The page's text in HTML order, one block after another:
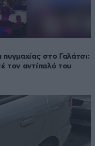
στο Γαλάτσι:
τον αντίπαλό του